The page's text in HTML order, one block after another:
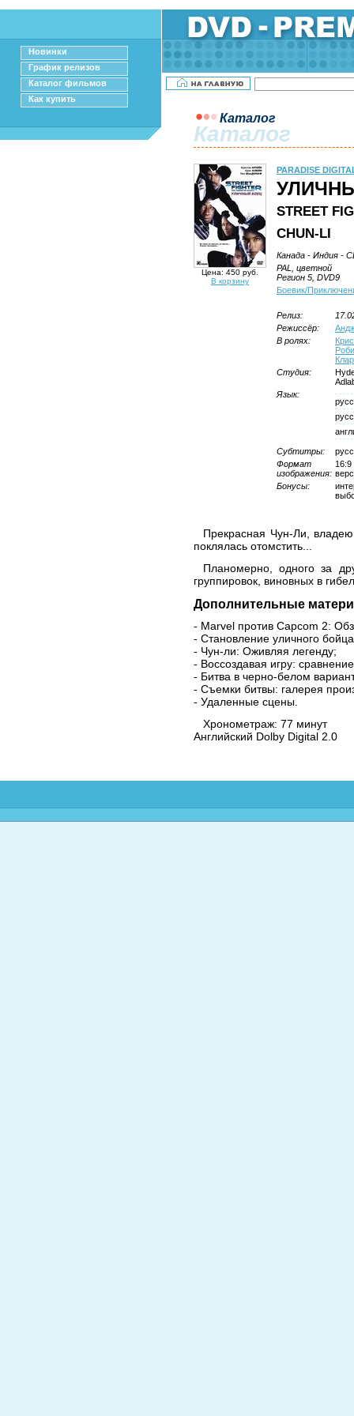
Новинки
График релизов
Каталог фильмов
Как купить
Каталог
Каталог
Цена: 450 руб.
В корзину
PARADISE
STREET
CHUN-LI
Канада - Индия -
PAL, цветной
Регион 5, DVD9
Боевик/
Релиз:
Режиссёр:
В ролях:
Студия:
Язык:
Субтитры:
Формат
изображения:
Бонусы:
Прекрасная Чун-Ли,
поклялась отомстить...
Планомерно, одного за
группировок, виновных в
Дополнительные
- Marvel против Capcom 2:
- Становление уличного
- Чун-ли: Оживляя легенду;
- Воссоздавая игру:
- Битва в черно-белом
- Съемки битвы: галерея
- Удаленные сцены.
Хронометраж: 77 минут
Английский Dolby Digital 2.0